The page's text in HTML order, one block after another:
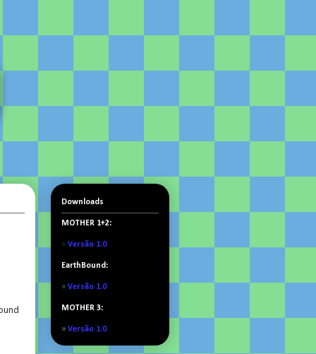
Downloads
MOTHER 1+2:
» Versão 1.0
EarthBound:
» Versão 1.0
MOTHER 3:
» Versão 1.0